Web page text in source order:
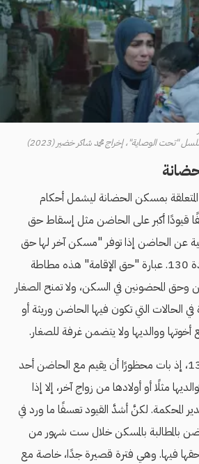
الوصاية"، إخراج محمد شاكر خضير (2023)
المتعلقة بمسكن الحضانة ليشمل أحكام
قيودًا أكبر على الحاضن مثل إسقاط حق
عن الحاضن إذا توفر "مسكن آخر لها حق
الإقامة فيه قانونًا" في المادة 130. عبارة "حق الإقامة" هذه مطاطة
المحضونين في السكن، ولا تمنح الصغار
الحالات التي تكون فيها الحاضن وريثة أو
ووالديها ولا يتضمن غرفة للصغار.
قيد آخر تضمنته المادة 131، إذ بات محظورًا أن يقيم مع الحاضن أحد
مثلًا أو أولادها من زواج آخر، إلا إذا
المحكمة. لكنَّ أشدَّ القيود تعسفًا ما ورد في
تُلزم الحاضن بالمطالبة بالمسكن خلال ست شهور من
فيها. وهي فترة قصيرة جدًا، خاصة مع